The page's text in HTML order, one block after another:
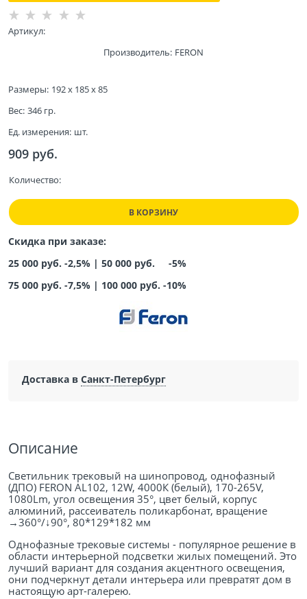
Артикул:
Производитель: FERON
Размеры: 192 x 185 x 85
Вес: 346 гр.
Ед. измерения: шт.
909 руб.
Количество:
В КОРЗИНУ
Скидка при заказе:
25 000 руб. -2,5% | 50 000 руб. -5%
75 000 руб. -7,5% | 100 000 руб. -10%
Доставка в Санкт-Петербург
Описание
Светильник трековый на шинопровод, однофазный
(ДПО) FERON AL102, 12W, 4000К (белый), 170-265V,
1080Lm, угол освещения 35°, цвет белый, корпус
алюминий, рассеиватель поликарбонат, вращение
→360°/↓90°, 80*129*182 мм
Однофазные трековые системы - популярное решение в
области интерьерной подсветки жилых помещений. Это
лучший вариант для создания акцентного освещения,
они подчеркнут детали интерьера или превратят дом в
настоящую арт-галерею.